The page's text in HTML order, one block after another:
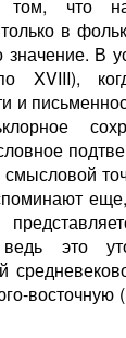
том, что
в
значение. В
XVIII),
и
это
восточную